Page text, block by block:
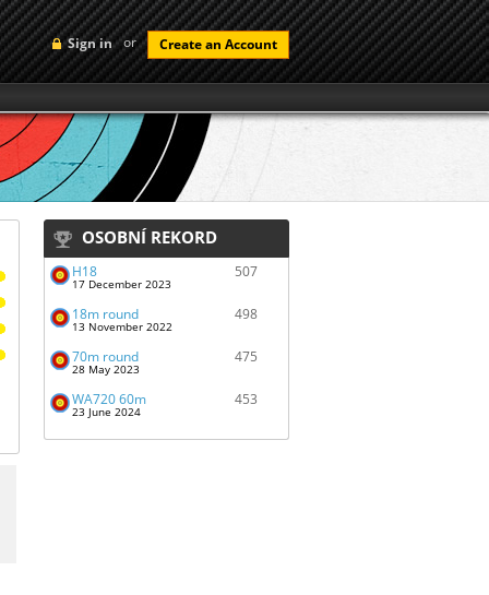
Sign in or Create an Account
OSOBNÍ REKORD
H18
17 December 2023
507
18m round
13 November 2022
498
70m round
28 May 2023
475
WA720 60m
23 June 2024
453